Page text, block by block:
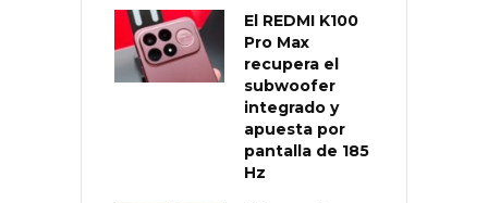
El REDMI K100
Pro Max
recupera el
subwoofer
integrado y
apuesta por
pantalla de 185
Hz